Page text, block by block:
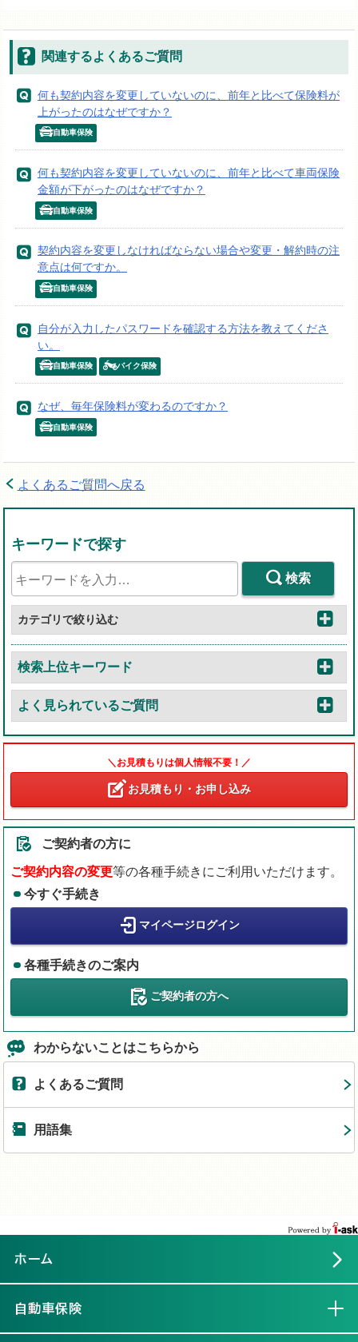
関連するよくあるご質問
何も契約内容を変更していないのに、前年と比べて保険料が
上がったのはなぜですか？
自動車保険
何も契約内容を変更していないのに、前年と比べて車両保険
金額が下がったのはなぜですか？
自動車保険
契約内容を変更しなければならない場合や変更・解約時の注
意点は何ですか。
自動車保険
自分が入力したパスワードを確認する方法を教えてくださ
い。
自動車保険 バイク保険
なぜ、毎年保険料が変わるのですか？
自動車保険
よくあるご質問へ戻る
キーワードで探す
検索
カテゴリで絞り込む
検索上位キーワード
よく見られているご質問
＼お見積もりは個人情報不要！／
お見積もり・お申し込み
ご契約者の方に
ご契約内容の変更等の各種手続きにご利用いただけます。
今すぐ手続き
マイページログイン
各種手続きのご案内
ご契約者の方へ
わからないことはこちらから
よくあるご質問
用語集
ホーム
自動車保険